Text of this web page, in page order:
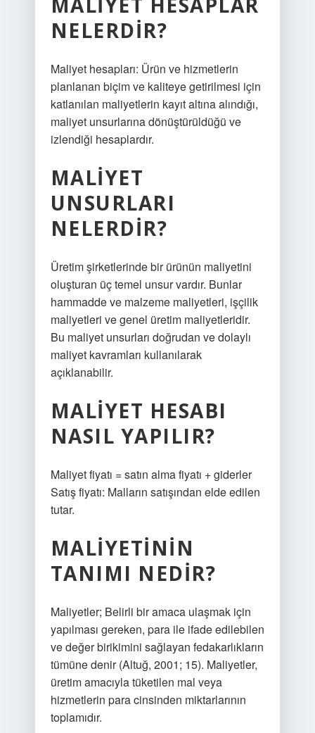
NELERDIR?
Maliyet hesapları: Ürün ve hizmetlerin
planlanan biçim ve kaliteye getirilmesi için
katlanılan maliyetlerin kayıt altına alındığı,
maliyet unsurlarına dönüştürüldüğü ve
izlendiği hesaplardır.
MALIYET
UNSURLARI
NELERDIR?
Üretim şirketlerinde bir ürünün maliyetini
oluşturan üç temel unsur vardır. Bunlar
hammadde ve malzeme maliyetleri, işçilik
maliyetleri ve genel üretim maliyetleridir.
Bu maliyet unsurları doğrudan ve dolaylı
maliyet kavramları kullanılarak
açıklanabilir.
MALIYET HESABI
NASIL YAPILIR?
Maliyet fiyatı = satın alma fiyatı + giderler
Satış fiyatı: Malların satışından elde edilen
tutar.
MALIYETININ
TANIMI NEDIR?
Maliyetler; Belirli bir amaca ulaşmak için
yapılması gereken, para ile ifade edilebilen
ve değer birikimini sağlayan fedakarlıkların
tümüne denir (Altuğ, 2001; 15). Maliyetler,
üretim amacıyla tüketilen mal veya
hizmetlerin para cinsinden miktarlarının
toplamıdır.